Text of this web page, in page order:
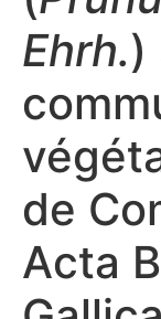
Ehrh.)
de
Acta